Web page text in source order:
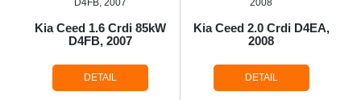
Kia Ceed 1.6 Crdi 85kW
D4FB, 2007
DETAIL
Kia Ceed 2.0 Crdi D4EA,
2008
DETAIL